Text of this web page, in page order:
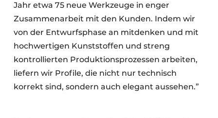
Jahr etwa 75 neue Werkzeuge in enger
Zusammenarbeit mit den Kunden. Indem wir
von der Entwurfsphase an mitdenken und mit
hochwertigen Kunststoffen und streng
kontrollierten Produktionsprozessen arbeiten,
liefern wir Profile, die nicht nur technisch
korrekt sind, sondern auch elegant aussehen.”